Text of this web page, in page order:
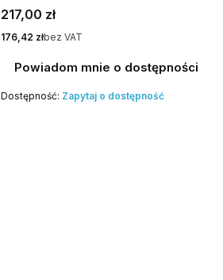
Cena
217,00 zł
Cena
176,42 złbez VAT
Powiadom mnie o dostępności
Dostępność: Zapytaj o dostępność